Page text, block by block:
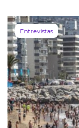
Entrevistas